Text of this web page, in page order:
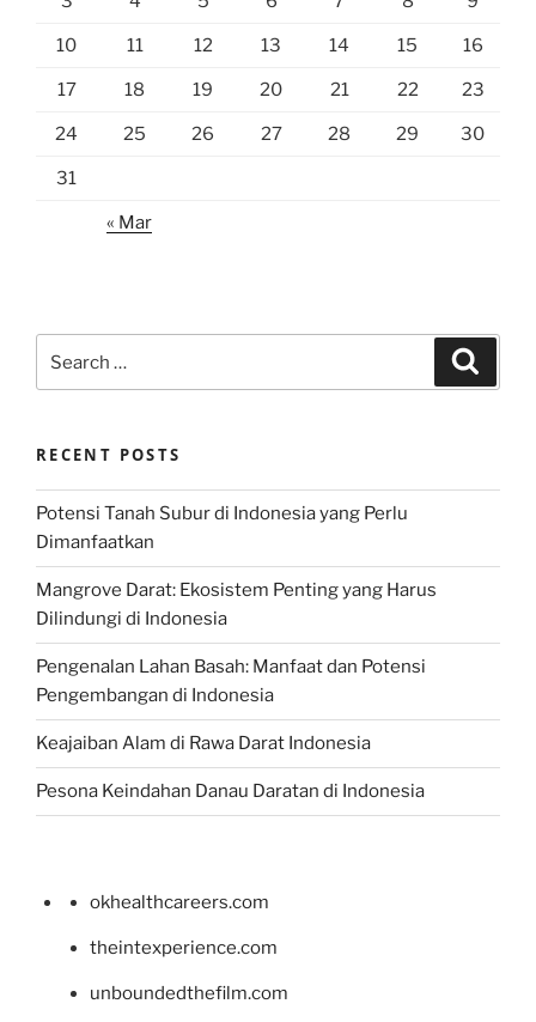
10 11 12 13 14 15 16
17 18 19 20 21 22 23
24 25 26 27 28 29 30
31
« Mar
for:
RECENT POSTS
Potensi Tanah Subur di Indonesia yang Perlu
Dimanfaatkan
Mangrove Darat: Ekosistem Penting yang Harus
Dilindungi di Indonesia
Pengenalan Lahan Basah: Manfaat dan Potensi
Pengembangan di Indonesia
Keajaiban Alam di Rawa Darat Indonesia
Pesona Keindahan Danau Daratan di Indonesia
okhealthcareers.com
theintexperience.com
unboundedthefilm.com